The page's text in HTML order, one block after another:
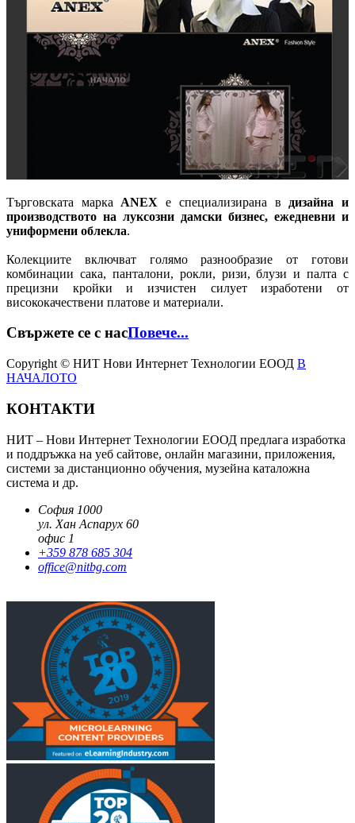
Търговската марка ANEX е специализирана в дизайна и
производството на луксозни дамски бизнес, ежедневни и
униформени облекла.
Колекциите включват голямо разнообразие от готови
комбинации сака, панталони, рокли, ризи, блузи и палта с
прецизни кройки и изчистен силует изработени от
висококачествени платове и материали.
Свържете се с насПовече...
Copyright © НИТ Нови Интернет Технологии ЕООД В
НАЧАЛОТО
КОНТАКТИ
НИТ – Нови Интернет Технологии ЕООД предлага изработка
и поддръжка на уеб сайтове, онлайн магазини, приложения,
системи за дистанционно обучения, музейна каталожна
система и др.
София 1000
ул. Хан Аспарух 60
офис 1
+359 878 685 304
office@nitbg.com